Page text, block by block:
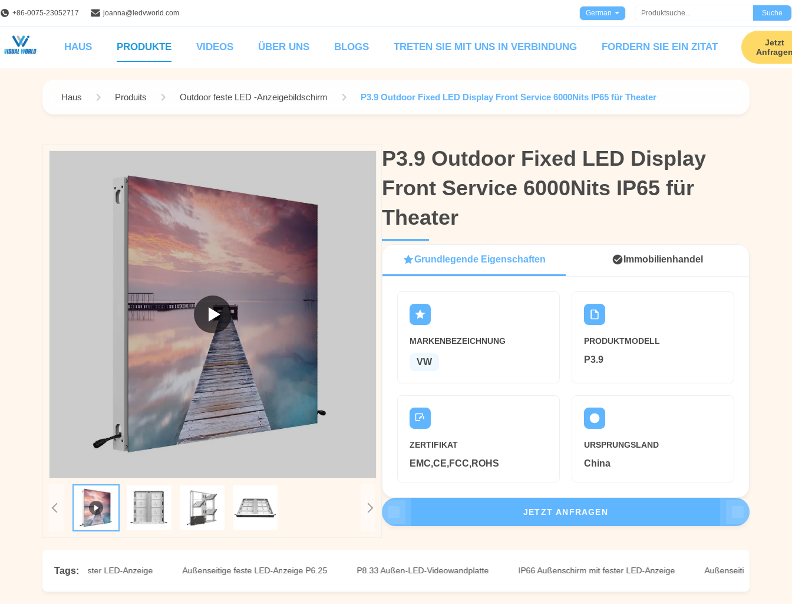
+86-0075-23052717 joanna@ledvworld.com German Suche
HAUS PRODUKTE VIDEOS ÜBER UNS BLOGS TRETEN SIE MIT UNS IN VERBINDUNG FORDERN SIE EIN ZITAT
Jetzt
Haus Produits Outdoor feste LED -Anzeigebildschirm P3.9 Outdoor Fixed LED Display Front Service 6000Nits IP65 für Theater
P3.9 Outdoor Fixed LED Display
Front Service 6000Nits IP65 für
Theater
P3.9 Outdoor Fixed LED Display
Front Service 6000Nits IP65 für
Theater
Grundlegende Eigenschaften Immobilienhandel
MARKENBEZEICHNUNG
VW
PRODUKTMODELL
P3.9
ZERTIFIKAT
EMC,CE,FCC,ROHS
URSPRUNGSLAND
China
JETZT ANFRAGEN
Tags:
mit fester LED-Anzeige Außenseitige feste LED-Anzeige P6.25 P8.33 Außen-LED-Videowandplatte IP66 Außenschirm mit fester LED-Anzeige Außenseitige feste LED-